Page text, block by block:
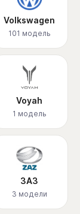
Volkswagen
101 модель
Voyah
1 модель
ЗАЗ
3 модели